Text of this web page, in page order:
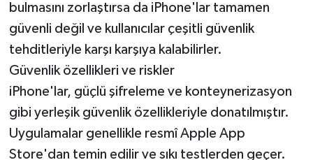
bulmasını zorlaştırsa da iPhone'lar tamamen
güvenli değil ve kullanıcılar çeşitli güvenlik
tehditleriyle karşı karşıya kalabilirler.
Güvenlik özellikleri ve riskler
iPhone'lar, güçlü şifreleme ve konteynerizasyon
gibi yerleşik güvenlik özellikleriyle donatılmıştır.
Uygulamalar genellikle resmî Apple App
Store'dan temin edilir ve sıkı testlerden geçer.
Ulusal
Yaşam